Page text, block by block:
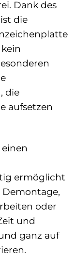
Dank des
die
die
aufsetzen
ermöglicht
Demontage,
oder
und
ganz auf